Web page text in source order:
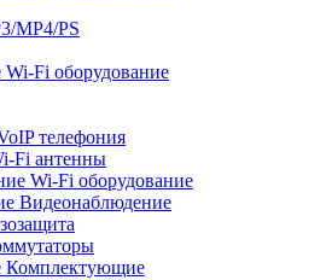
MP4/PS
Fi оборудование
телефония
Fi антенны
Wi-Fi оборудование
Видеонаблюдение
Комплектующие